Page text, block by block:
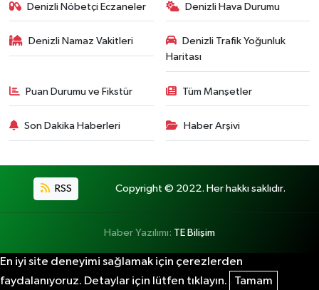
Denizli Nöbetçi Eczaneler Denizli Hava Durumu
Denizli Namaz Vakitleri
Denizli Trafik Yoğunluk
Haritası
Puan Durumu ve Fikstür Tüm Manşetler
Son Dakika Haberleri Haber Arşivi
RSS Copyright © 2022. Her hakkı saklıdır.
Haber Yazılımı: TE Bilişim
En iyi site deneyimi sağlamak için çerezlerden
faydalanıyoruz. Detaylar için lütfen tıklayın.
Tamam